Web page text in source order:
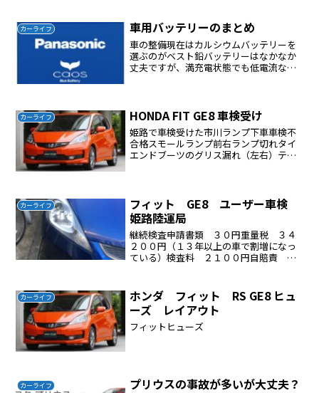
こえた、スピーカーの故障でないカーナ
ビのウラ面で右スピーカー...
カーライフ 車用バッテリーのまとめ
車の整備現在はカルシウムバッテリーを
選ぶのがベスト鉛バッテリーはなかなか
丈夫ですが、満充電状態でも低電流なら
ッテリー容量の1...
カーライフ HONDA FIT GE8 車検受け
姫路で車検受けた市川ランプ下車車検不
合格スモールランプ前右ランプ切れタイ
エンドブーツのグリス漏れ（左右）テス
が必要である。車のハ...
カーライフ
フィット GE8 ユーザー車検
姫路陸運局
継続検査申請書類 ３０円重量税 ３４
２００円（１３年以上の車で割増になっ
ている）検査料 ２１００円自賠責 ２
上で一発合格
カーライフ
ホンダ フィット RS GE8 ヒュ
ーズ レイアウト
フィットヒューズ
カーライフ プリウスの事故が多いが大丈夫？